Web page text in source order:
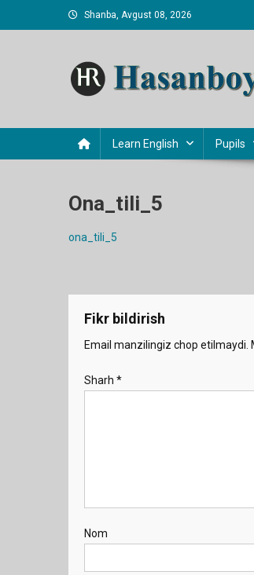
to
Shanba, Avgust 08, 2026
Learn English Pupils
Ona_tili_5
ona_tili_5
Fikr bildirish
Email manzilingiz chop etilmaydi.
Sharh *
Nom